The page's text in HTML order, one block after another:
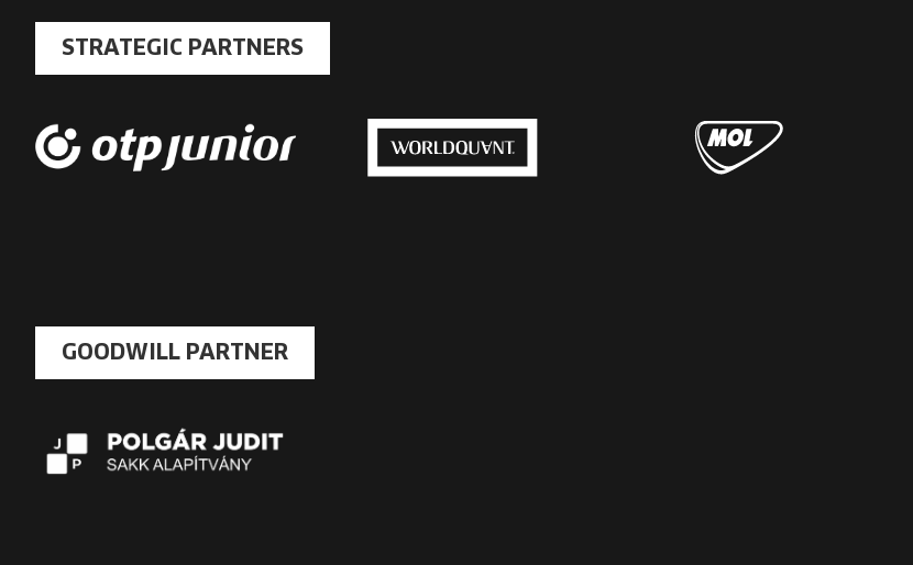
STRATEGIC PARTNERS
GOODWILL PARTNER